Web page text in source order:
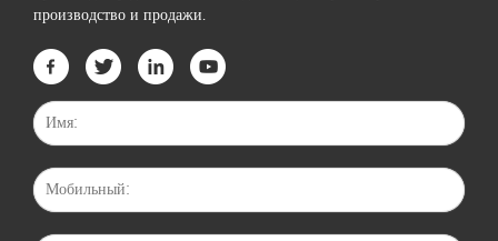
производство и продажи.